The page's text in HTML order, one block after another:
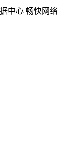
中心 畅快网络